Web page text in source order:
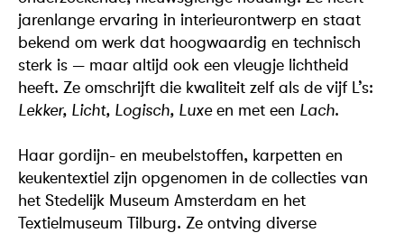
jarenlange ervaring in interieurontwerp en staat
bekend om werk dat hoogwaardig en technisch
sterk is — maar altijd ook een vleugje lichtheid
heeft. Ze omschrijft die kwaliteit zelf als de vijf L’s:
Lekker, Licht, Logisch, Luxeen met een Lach.
Haar gordijn- en meubelstoffen, karpetten en
keukentextiel zijn opgenomen in de collecties van
het Stedelijk Museum Amsterdam en het
Textielmuseum Tilburg. Ze ontving diverse